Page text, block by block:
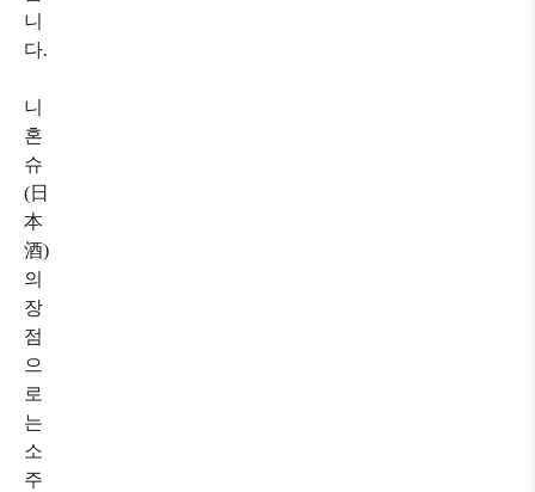
니
다.
니
혼
슈
(日
本
酒)
의
장
점
으
로
는
소
주